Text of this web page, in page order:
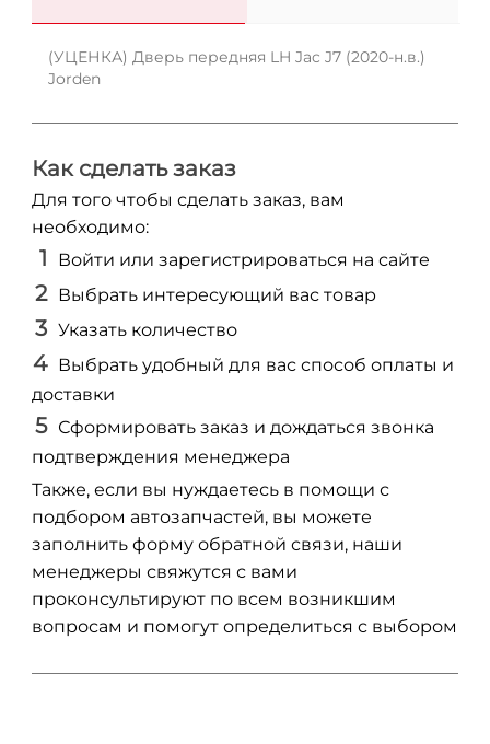
(УЦЕНКА) Дверь передняя LH Jac J7 (2020-н.в.)
Jorden
Как сделать заказ
Для того чтобы сделать заказ, вам
необходимо:
Войти или зарегистрироваться на сайте
Выбрать интересующий вас товар
Указать количество
Выбрать удобный для вас способ оплаты и
доставки
Сформировать заказ и дождаться звонка
подтверждения менеджера
Также, если вы нуждаетесь в помощи с
подбором автозапчастей, вы можете
заполнить форму обратной связи, наши
менеджеры свяжутся с вами
проконсультируют по всем возникшим
вопросам и помогут определиться с выбором